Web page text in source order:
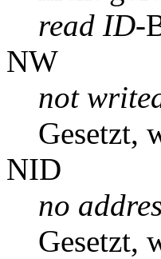
read ID-
NW
not
Gesetzt,
NID
no
Gesetzt,